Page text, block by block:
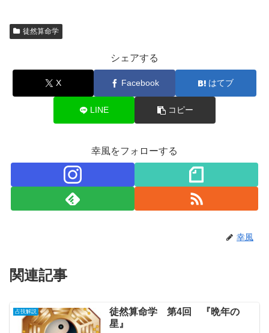
徒然算命学
シェアする
X Facebook はてブ
LINE コピー
幸風をフォローする
幸風
関連記事
占技解説
徒然算命学 第4回 『晩年の
星』